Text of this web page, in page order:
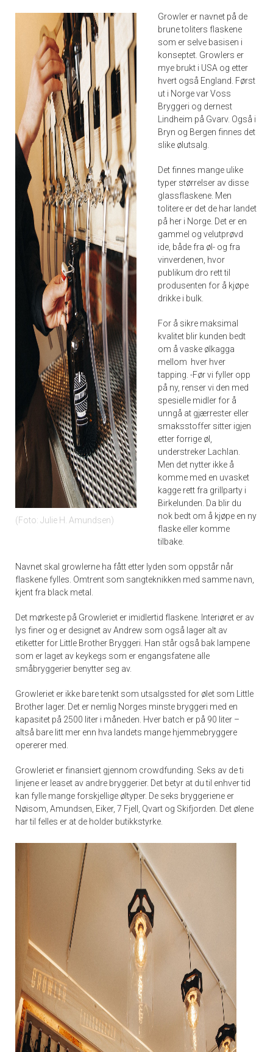
Foto: Julie H. Amundsen
Growler er navnet på de
brune toliters flaskene
som er selve basisen i
konseptet. Growlers er
mye brukt i USA og etter
hvert også England. Først
ut i Norge var Voss
Bryggeri og dernest
Lindheim på Gvarv. Også i
Bryn og Bergen finnes det
slike ølutsalg.
Det finnes mange ulike
typer størrelser av disse
glassflaskene. Men
tolitere er det de har landet
på her i Norge. Det er en
gammel og velutprøvd
ide, både fra øl- og fra
vinverdenen, hvor
publikum dro rett til
produsenten for å kjøpe
drikke i bulk.
For å sikre maksimal
kvalitet blir kunden bedt
om å vaske ølkagga
mellom hver hver
tapping. -Før vi fyller opp
på ny, renser vi den med
spesielle midler for å
unngå at gjærrester eller
smaksstoffer sitter igjen
etter forrige øl,
understreker Lachlan.
Men det nytter ikke å
komme med en uvasket
kagge rett fra grillparty i
Birkelunden. Da blir du
nok bedt om å kjøpe en ny
flaske eller komme
tilbake.
Navnet skal growlerne ha fått etter lyden som oppstår når
flaskene fylles. Omtrent som sangteknikken med samme navn,
kjent fra black metal.
Det mørkeste på Growleriet er imidlertid flaskene. Interiøret er av
lys finer og er designet av Andrew som også lager alt av
etiketter for Little Brother Bryggeri. Han står også bak lampene
som er laget av keykegs som er engangsfatene alle
småbryggerier benytter seg av.
Growleriet er ikke bare tenkt som utsalgssted for ølet som Little
Brother lager. Det er nemlig Norges minste bryggeri med en
kapasitet på 2500 liter i måneden. Hver batch er på 90 liter –
altså bare litt mer enn hva landets mange hjemmebryggere
opererer med.
Growleriet er finansiert gjennom crowdfunding. Seks av de ti
linjene er leaset av andre bryggerier. Det betyr at du til enhver tid
kan fylle mange forskjellige øltyper. De seks bryggeriene er
Nøisom, Amundsen, Eiker, 7 Fjell, Qvart og Skifjorden. Det ølene
har til felles er at de holder butikkstyrke.